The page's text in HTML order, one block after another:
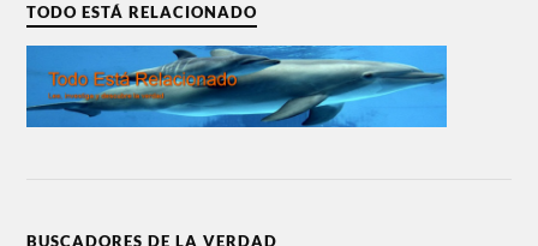
TODO ESTÁ RELACIONADO
BUSCADORES DE LA VERDAD